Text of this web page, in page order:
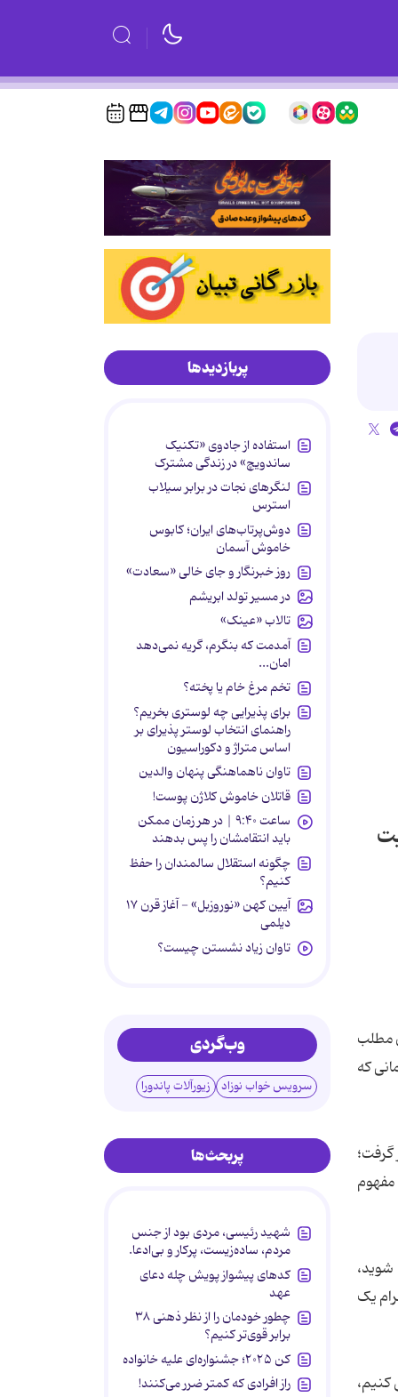
مطلب
که
گرفت؛
شوید،
یک
پربازدیدها
استفاده از جادوی «تکنیک
ساندویچ» در زندگی مشترک
لنگرهای نجات در برابر سیلاب
استرس
دوش‌پرتاب‌های ایران؛ کابوس
خاموش آسمان
روز خبرنگار و جای خالی «سعادت»
در مسیر تولد ابریشم
تالاب «عینک»
آمدمت که بنگرم، گریه نمی‌دهد
امان...
تخم مرغ خام یا پخته؟
برای پذیرایی چه لوستری بخریم؟
راهنمای انتخاب لوستر پذیرای بر
اساس متراژ و دکوراسیون
تاوان ناهماهنگی پنهان والدین
قاتلان خاموش کلاژن پوست!
ساعت ۹:۴۰ | در هر زمان ممکن
باید انتقامشان را پس بدهند
چگونه استقلال سالمندان را حفظ
کنیم؟
آیین کهن «نوروزبل» - آغاز قرن ۱۷
دیلمی
تاوان زیاد نشستن چیست؟
وب‌گردی
سرویس خواب نوزاد زیورآلات پاندورا
پربحث‌ها
شهید رئیسی، مردی بود از جنس
مردم، ساده‌زیست، پرکار و بی‌ادعا.
کدهای پیشواز پویش چله دعای
عهد
چطور خودمان را از نظر ذهنی ۳۸
برابر قوی‌تر کنیم؟
کن ۲۰۲۵؛ جشنواره‌ای علیه خانواده
راز افرادی که کمتر ضرر می‌کنند!